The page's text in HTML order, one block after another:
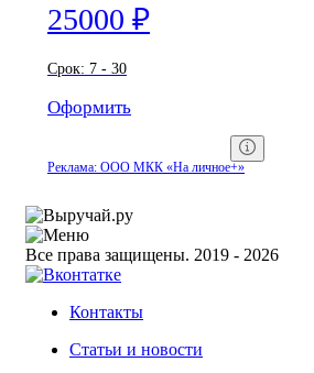
25000 ₽
Срок: 7 - 30
Оформить
Реклама: ООО МКК «На личное+»
Все права защищены. 2019 - 2026
Контакты
Статьи и новости